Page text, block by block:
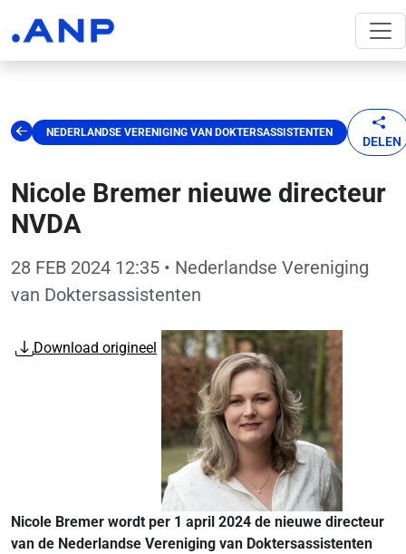
NEDERLANDSE VERENIGING VAN DOKTERSASSISTENTEN
DELEN
Nicole Bremer nieuwe directeur
NVDA
28 FEB 2024 12:35 • Nederlandse Vereniging
van Doktersassistenten
Download origineel
Nicole Bremer wordt per 1 april 2024 de nieuwe directeur
van de Nederlandse Vereniging van Doktersassistenten